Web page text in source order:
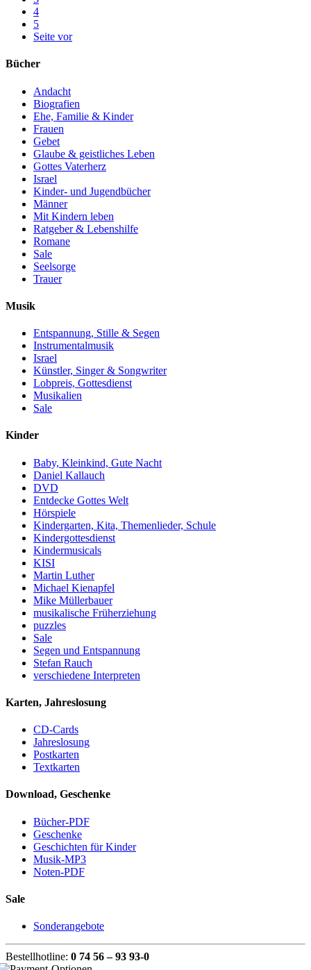
4
5
Seite vor
Bücher
Andacht
Biografien
Ehe, Familie & Kinder
Frauen
Gebet
Glaube & geistliches Leben
Gottes Vaterherz
Israel
Kinder- und Jugendbücher
Männer
Mit Kindern leben
Ratgeber & Lebenshilfe
Romane
Sale
Seelsorge
Trauer
Musik
Entspannung, Stille & Segen
Instrumentalmusik
Israel
Künstler, Singer & Songwriter
Lobpreis, Gottesdienst
Musikalien
Sale
Kinder
Baby, Kleinkind, Gute Nacht
Daniel Kallauch
DVD
Entdecke Gottes Welt
Hörspiele
Kindergarten, Kita, Themenlieder, Schule
Kindergottesdienst
Kindermusicals
KISI
Martin Luther
Michael Kienapfel
Mike Müllerbauer
musikalische Früherziehung
puzzles
Sale
Segen und Entspannung
Stefan Rauch
verschiedene Interpreten
Karten, Jahreslosung
CD-Cards
Jahreslosung
Postkarten
Textkarten
Download, Geschenke
Bücher-PDF
Geschenke
Geschichten für Kinder
Musik-MP3
Noten-PDF
Sale
Sonderangebote
Bestellhotline: 0 74 56 – 93 93-0